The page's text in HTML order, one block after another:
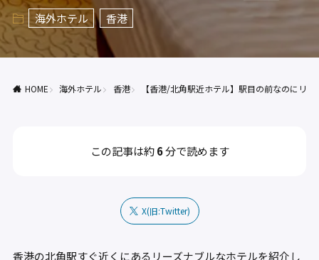
海外ホテル 香港
HOME 海外ホテル 香港 【香港/北角駅近ホテル】駅目の前なのにリ
この記事は約6分で読めます
X(旧:Twitter)
香港の北角駅すぐ近くにあるリーズナブルなホテルを紹介し